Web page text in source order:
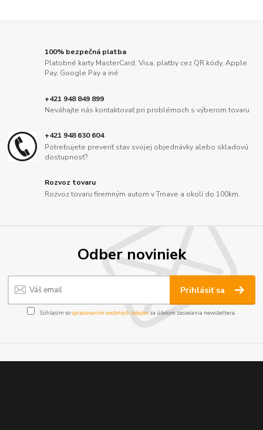
100% bezpečná platba
Platobné karty MasterCard, Visa, platby cez QR kódy, Apple
Pay, Google Pay a iné
+421 948 849 899
Neváhajte nás kontaktovať pri problémoch s výberom tovaru
+421 948 630 604
Potrebujete preveriť stav svojej objednávky alebo skladovú
dostupnosť?
Rozvoz tovaru
Rozvoz tovaru firemným autom v Trnave a okolí do 100km.
Odber noviniek
Prihlásiť sa
Súhlasím sospracovaním osobných údajov za účelom zasielania newslettera.